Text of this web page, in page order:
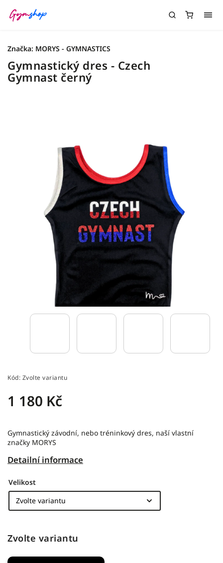
Gymnastický dres - Czech
Gymnast černý
Kód: Zvolte variantu
1 180 Kč
Gymnastický závodní, nebo tréninkový dres, naší vlastní
značky MORYS
Detailní informace
Značka: MORYS - GYMNASTICS
Velikost
Zvolte variantu